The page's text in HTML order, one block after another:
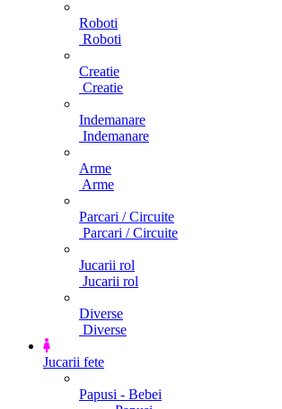
Roboti
Roboti
Creatie
Creatie
Indemanare
Indemanare
Arme
Arme
Parcari / Circuite
Parcari / Circuite
Jucarii rol
Jucarii rol
Diverse
Diverse
Jucarii fete
Papusi - Bebei